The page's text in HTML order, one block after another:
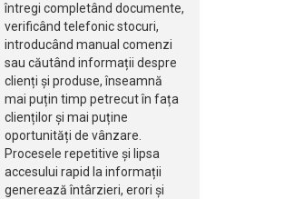
întregi completând documente,
verificând telefonic stocuri,
introducând manual comenzi
sau căutând informații despre
clienți și produse, înseamnă
mai puțin timp petrecut în fața
clienților și mai puține
oportunități de vânzare.
Procesele repetitive și lipsa
accesului rapid la informații
generează întârzieri, erori și